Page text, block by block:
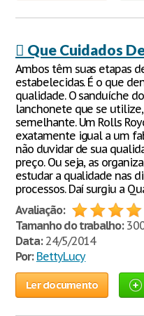
 Que Cuidados
Ambos têm suas etapas
estabelecidas. É o que
qualidade. O sanduíche
lanchonete que se
semelhante. Um Rolls
exatamente igual a um
não duvidar de sua
preço. Ou seja, as
estudar a qualidade nas
processos. Daí surgiu a
Avaliação:
Tamanho do trabalho:
Data:24/5/2014
Por: BettyLucy
Ler documento